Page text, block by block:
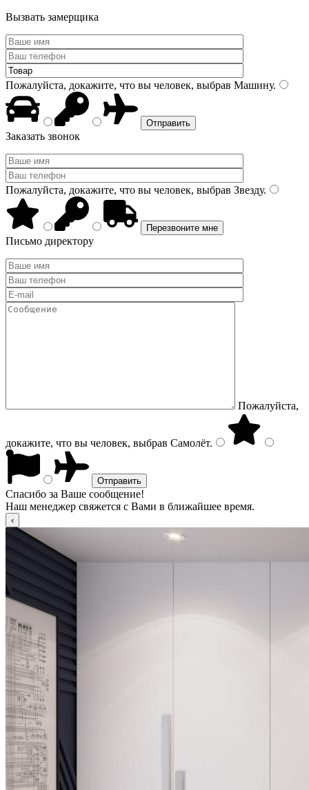
Вызвать замерщика
Пожалуйста, докажите, что вы человек, выбрав Машину.
Заказать звонок
Пожалуйста, докажите, что вы человек, выбрав Звезду.
Письмо директору
Пожалуйста,
докажите, что вы человек, выбрав Самолёт.
Спасибо за Ваше сообщение!
Наш менеджер свяжется с Вами в ближайшее время.